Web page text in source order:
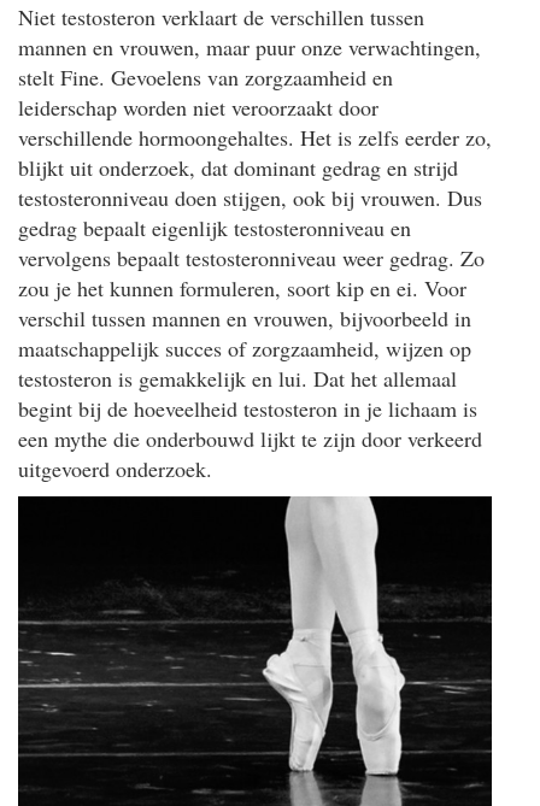
Niet testosteron verklaart de verschillen tussen
mannen en vrouwen, maar puur onze verwachtingen,
stelt Fine. Gevoelens van zorgzaamheid en
leiderschap worden niet veroorzaakt door
verschillende hormoongehaltes. Het is zelfs eerder zo,
blijkt uit onderzoek, dat dominant gedrag en strijd
testosteronniveau doen stijgen, ook bij vrouwen. Dus
gedrag bepaalt eigenlijk testosteronniveau en
vervolgens bepaalt testosteronniveau weer gedrag. Zo
zou je het kunnen formuleren, soort kip en ei. Voor
verschil tussen mannen en vrouwen, bijvoorbeeld in
maatschappelijk succes of zorgzaamheid, wijzen op
testosteron is gemakkelijk en lui. Dat het allemaal
begint bij de hoeveelheid testosteron in je lichaam is
een mythe die onderbouwd lijkt te zijn door verkeerd
uitgevoerd onderzoek.